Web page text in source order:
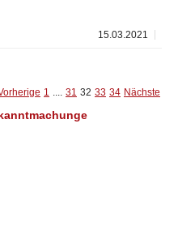
15.03.2021
1 .... 31 32 33 34 Nächste